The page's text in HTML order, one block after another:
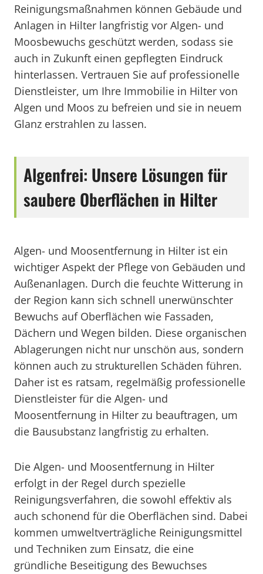
Reinigungsmaßnahmen können Gebäude und
Anlagen in Hilter langfristig vor Algen- und
Moosbewuchs geschützt werden, sodass sie
auch in Zukunft einen gepflegten Eindruck
hinterlassen. Vertrauen Sie auf professionelle
Dienstleister, um Ihre Immobilie in Hilter von
Algen und Moos zu befreien und sie in neuem
Glanz erstrahlen zu lassen.
Algenfrei: Unsere Lösungen für
saubere Oberflächen in Hilter
Algen- und Moosentfernung in Hilter ist ein
wichtiger Aspekt der Pflege von Gebäuden und
Außenanlagen. Durch die feuchte Witterung in
der Region kann sich schnell unerwünschter
Bewuchs auf Oberflächen wie Fassaden,
Dächern und Wegen bilden. Diese organischen
Ablagerungen nicht nur unschön aus, sondern
können auch zu strukturellen Schäden führen.
Daher ist es ratsam, regelmäßig professionelle
Dienstleister für die Algen- und
Moosentfernung in Hilter zu beauftragen, um
die Bausubstanz langfristig zu erhalten.
Die Algen- und Moosentfernung in Hilter
erfolgt in der Regel durch spezielle
Reinigungsverfahren, die sowohl effektiv als
auch schonend für die Oberflächen sind. Dabei
kommen umweltverträgliche Reinigungsmittel
und Techniken zum Einsatz, die eine
gründliche Beseitigung des Bewuchses